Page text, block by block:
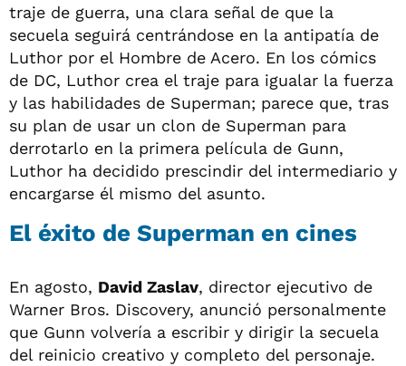
traje de guerra, una clara señal de que la
secuela seguirá centrándose en la antipatía de
Luthor por el Hombre de Acero. En los cómics
de DC, Luthor crea el traje para igualar la fuerza
y las habilidades de Superman; parece que, tras
su plan de usar un clon de Superman para
derrotarlo en la primera película de Gunn,
Luthor ha decidido prescindir del intermediario y
encargarse él mismo del asunto.
El éxito de Superman en cines
En agosto, David Zaslav, director ejecutivo de
Warner Bros. Discovery, anunció personalmente
que Gunn volvería a escribir y dirigir la secuela
del reinicio creativo y completo del personaje.